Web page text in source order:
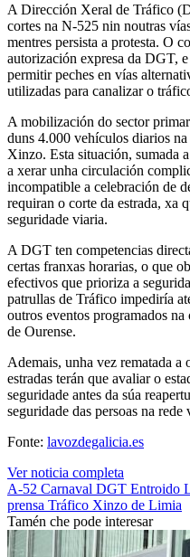
A Dirección Xeral de Tráfico
cortes na N-525 nin noutras
mentres persista a protesta. O
autorización expresa da DGT,
permitir peches en vías
utilizadas para canalizar o
A mobilización do sector
duns 4.000 vehículos diarios
Xinzo. Esta situación, sumada
a xerar unha circulación
incompatible a celebración de
requiran o corte da estrada, xa
seguridade viaria.
A DGT ten competencias
certas franxas horarias, o que
efectivos que prioriza a
patrullas de Tráfico impediría
outros eventos programados
de Ourense.
Ademais, unha vez rematada
estradas terán que avaliar o
seguridade antes da súa
seguridade das persoas na
Fonte: lavozdegalicia.es
Ver noticia completa
A-52 Carnaval DGT Entroido
prensa Tráfico Xinzo de Limia
Tamén che pode interesar